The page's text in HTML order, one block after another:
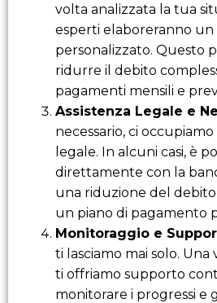
volta analizzata la tua
esperti elaboreranno un
personalizzato. Questo
ridurre il debito
pagamenti mensili e
Assistenza Legale e
necessario, ci
legale. In alcuni casi, è
direttamente con la
una riduzione del
un piano di pagamento
Monitoraggio e
ti lasciamo mai solo.
ti offriamo supporto
monitorare i progressi e